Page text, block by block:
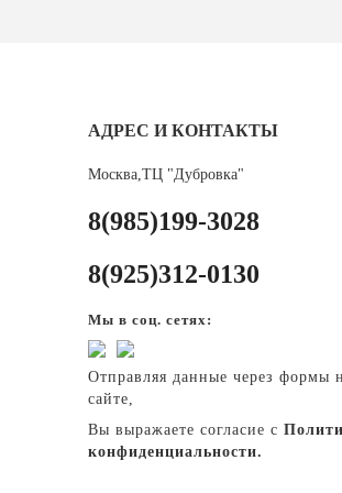
АДРЕС И КОНТАКТЫ
Москва,ТЦ "Дубровка"
8(985)199-3028
8(925)312-0130
Мы в соц. сетях:
Отправляя данные через формы
сайте,
Вы выражаете согласие с
конфиденциальности.